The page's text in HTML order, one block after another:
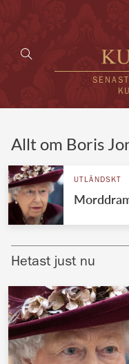
Allt om Boris
UTLÄNDSKT
Hetast just nu